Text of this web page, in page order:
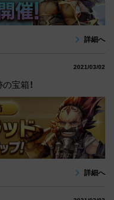
詳細へ
2021/03/02
宝箱！
詳細へ